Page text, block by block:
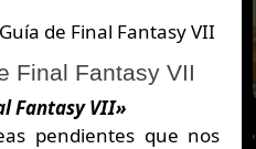
Guía de Final Fantasy VII
Final Fantasy VII
Fantasy VII»